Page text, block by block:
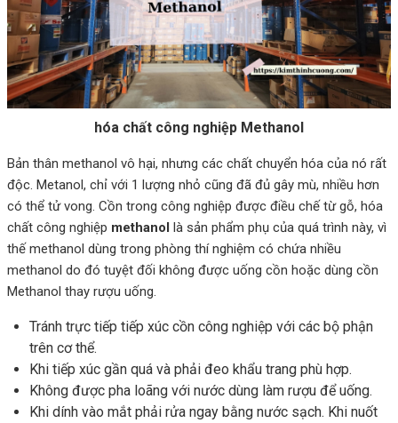
hóa chất công nghiệp Methanol
Bản thân methanol vô hại, nhưng các chất chuyển hóa của nó rất
độc. Metanol, chỉ với 1 lượng nhỏ cũng đã đủ gây mù, nhiều hơn
có thể tử vong. Cồn trong công nghiệp được điều chế từ gỗ, hóa
chất công nghiệp methanol là sản phẩm phụ của quá trình này, vì
thế methanol dùng trong phòng thí nghiệm có chứa nhiều
methanol do đó tuyệt đối không được uống cồn hoặc dùng cồn
Methanol thay rượu uống.
Tránh trực tiếp tiếp xúc cồn công nghiệp với các bộ phận
trên cơ thể.
Khi tiếp xúc gần quá và phải đeo khẩu trang phù hợp.
Không được pha loãng với nước dùng làm rượu để uống.
Khi dính vào mắt phải rửa ngay bằng nước sạch. Khi nuốt